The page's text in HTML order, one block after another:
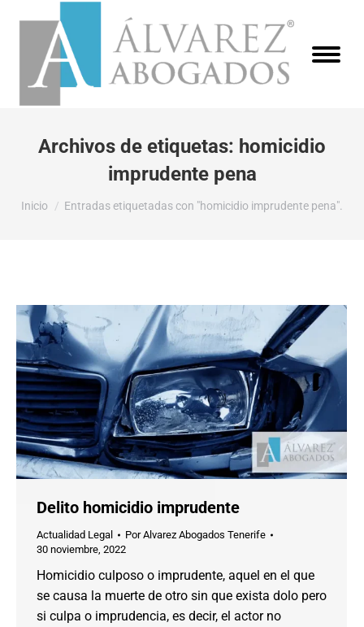
Archivos de etiquetas: homicidio
imprudente pena
Estás aquí:
Inicio Entradas etiquetadas con "homicidio imprudente pena".
Delito homicidio imprudente
Actualidad Legal PorAlvarez Abogados Tenerife
30 noviembre, 2022
Homicidio culposo o imprudente, aquel en el que
se causa la muerte de otro sin que exista dolo pero
si culpa o imprudencia, es decir, el actor no